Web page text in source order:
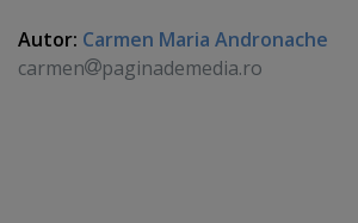
Autor: Carmen Maria Andronache
carmen
paginademedia.ro